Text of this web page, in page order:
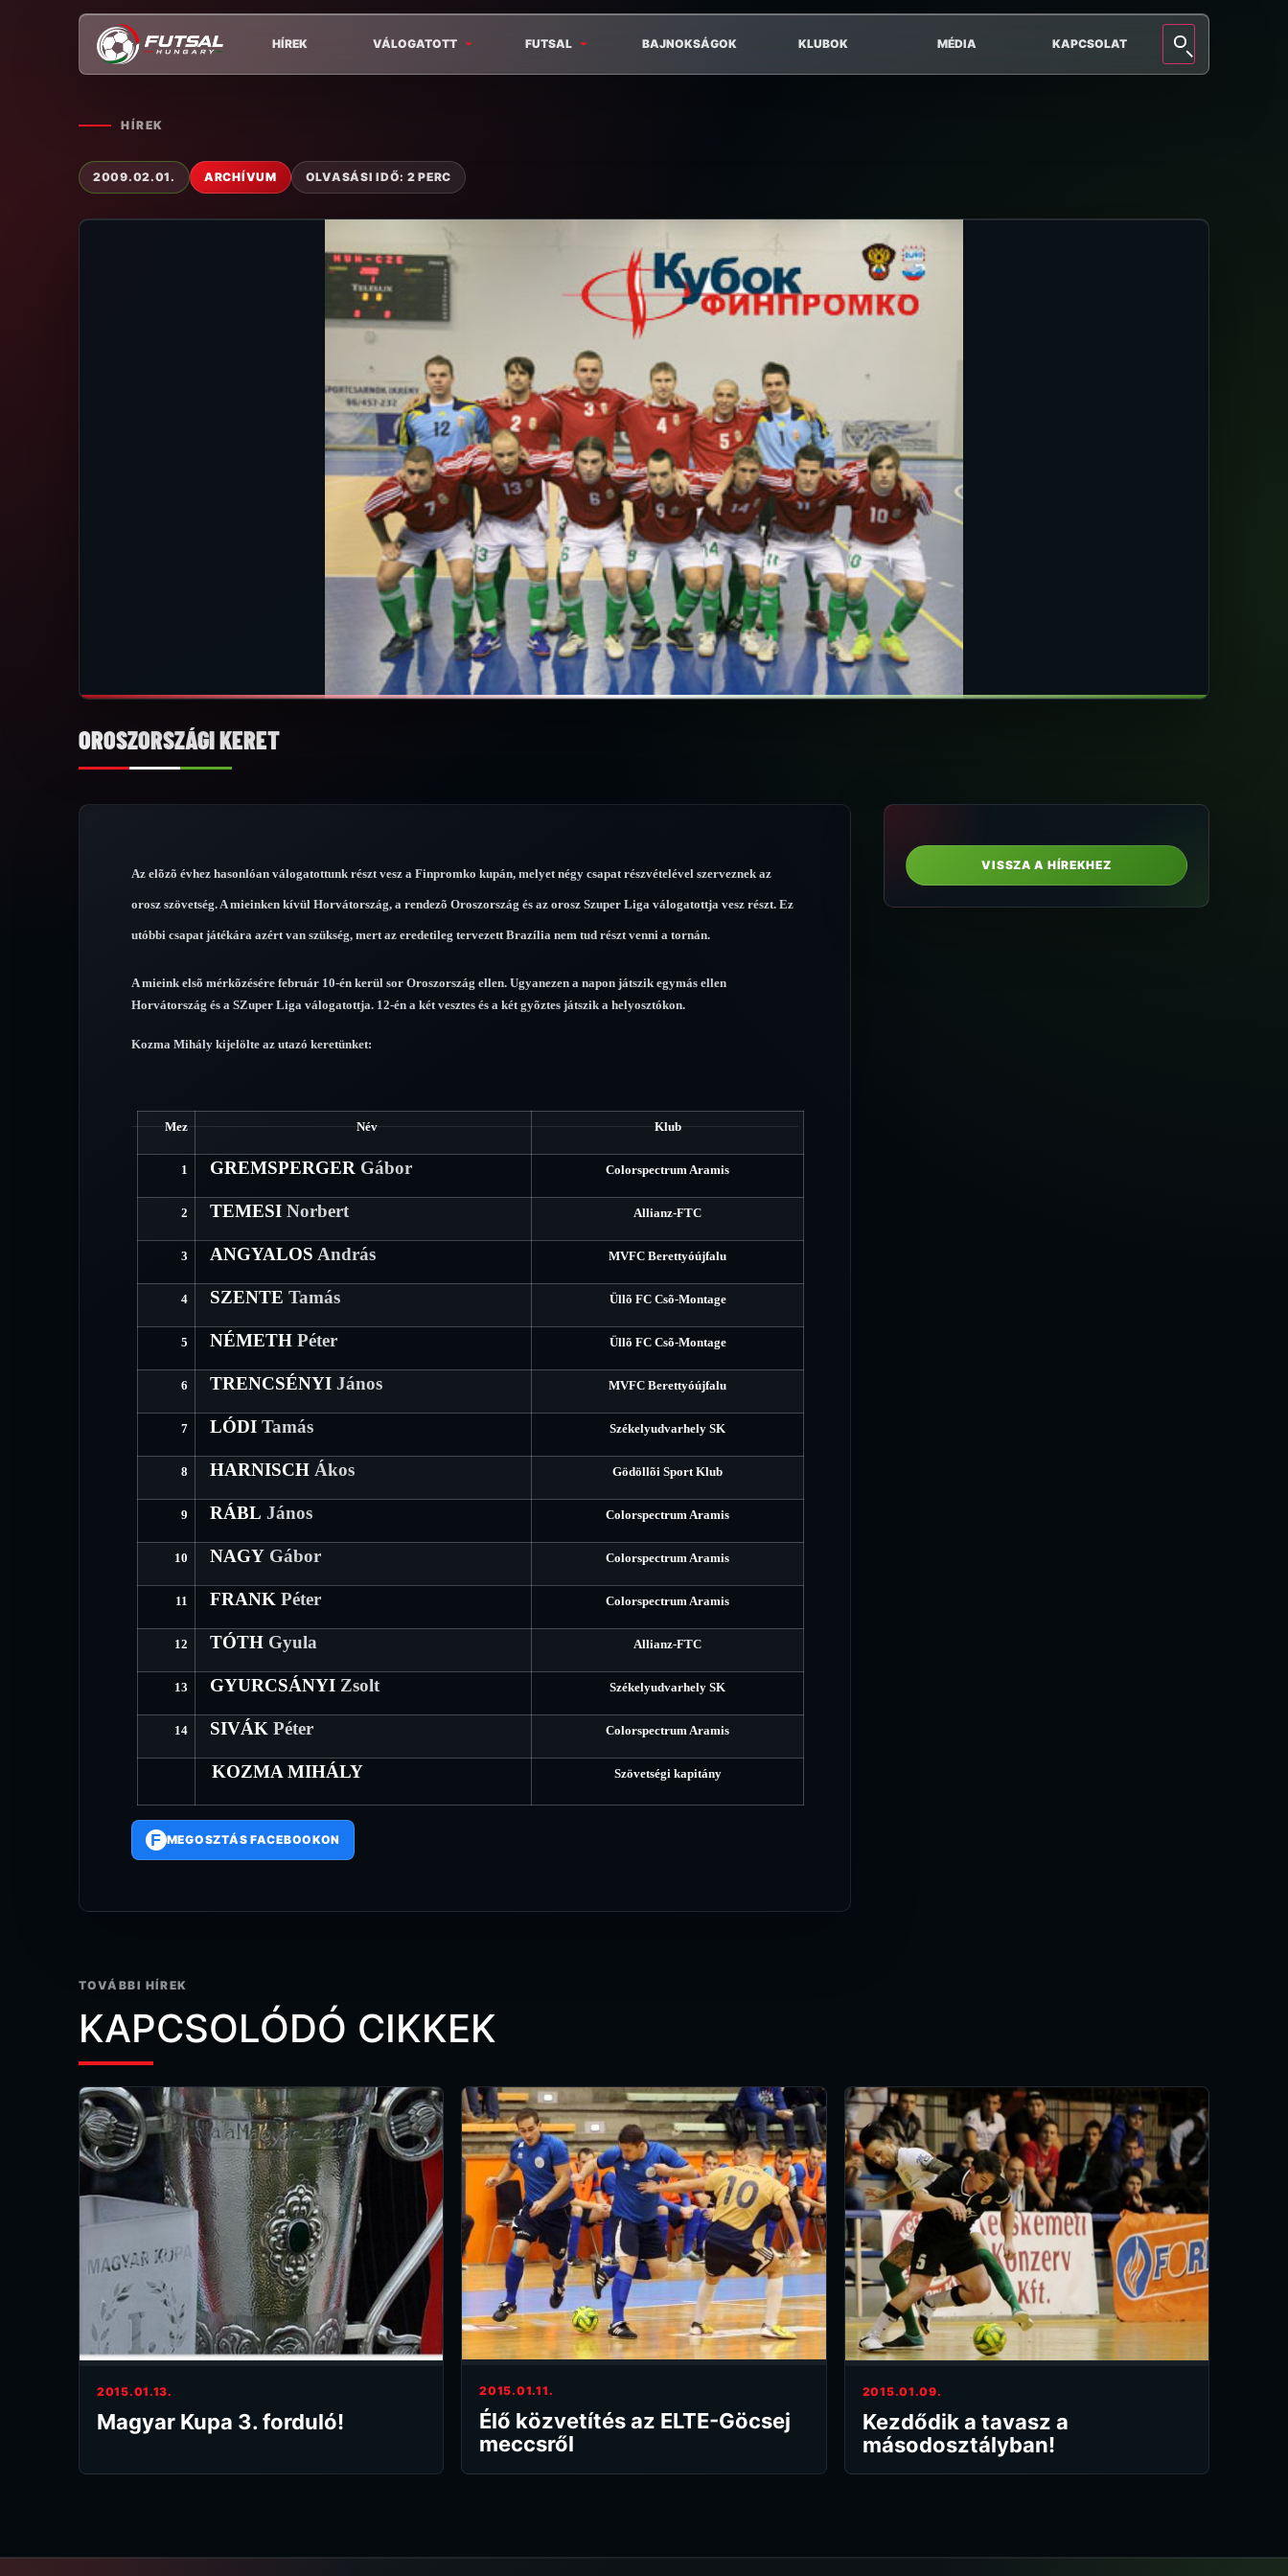
HÍREK VÁLOGATOTT FUTSAL BAJNOKSÁGOK KLUBOK MÉDIA KAPCSOLAT
HÍREK
2009.02.01. ARCHÍVUM OLVASÁSI IDŐ: 2 PERC
OROSZORSZÁGI KERET
Az elõzõ évhez hasonlóan válogatottunk részt vesz a Finpromko kupán, melyet négy csapat részvételével szerveznek az
orosz szövetség. A mieinken kívül Horvátország, a rendezõ Oroszország és az orosz Szuper Liga válogatottja vesz részt. Ez
utóbbi csapat játékára azért van szükség, mert az eredetileg tervezett Brazília nem tud részt venni a tornán.
A mieink elsõ mérkõzésére február 10-én kerül sor Oroszország ellen. Ugyanezen a napon játszik egymás ellen
Horvátország és a SZuper Liga válogatottja. 12-én a két vesztes és a két gyõztes játszik a helyosztókon.
Kozma Mihály kijelölte az utazó keretünket:
Mez Név Klub
1 GREMSPERGER Gábor Colorspectrum Aramis
2 TEMESINorbert Allianz-FTC
3 ANGYALOS András MVFC Berettyóújfalu
4 SZENTE Tamás Üllõ FC Csõ-Montage
5 NÉMETHPéter Üllõ FC Csõ-Montage
6 TRENCSÉNYIJános MVFC Berettyóújfalu
7 LÓDITamás Székelyudvarhely SK
8 HARNISCHÁkos Gödöllõi Sport Klub
9 RÁBL János Colorspectrum Aramis
10 NAGYGábor Colorspectrum Aramis
11 FRANK Péter Colorspectrum Aramis
12 TÓTHGyula Allianz-FTC
13 GYURCSÁNYIZsolt Székelyudvarhely SK
14 SIVÁK Péter Colorspectrum Aramis
KOZMA MIHÁLY Szövetségi kapitány
F MEGOSZTÁS FACEBOOKON
VISSZA A HÍREKHEZ
TOVÁBBI HÍREK
KAPCSOLÓDÓ CIKKEK
2015.01.13.
Magyar Kupa 3. forduló!
2015.01.11.
Élő közvetítés az ELTE-Göcsej
meccsről
2015.01.09.
Kezdődik a tavasz a
másodosztályban!